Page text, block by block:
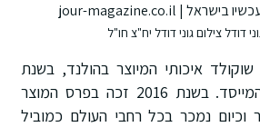
דודל צילום גוני דודל יח"צ חו"ל
איכותי המיוצר בהולנד, בשנת
2015 וקרוי על שם המייסד. בשנת 2016 זכה בפרס המוצר
וכיום נמכר בכל רחבי העולם כמוביל